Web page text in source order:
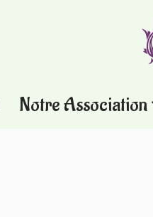
Notre Association